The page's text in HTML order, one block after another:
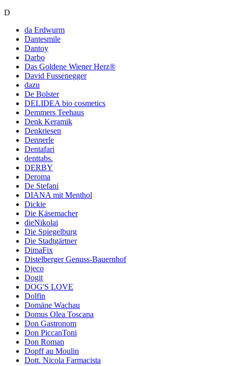
D
da Erdwurm
Dantesmile
Dantoy
Darbo
Das Goldene Wiener Herz®
David Fussenegger
dazu
De Bolster
DELIDEA bio cosmetics
Demmers Teehaus
Denk Keramik
Denkriesen
Dennerle
Dentafari
denttabs.
DERBY
Deroma
De Stefani
DIANA mit Menthol
Dickie
Die Käsemacher
dieNikolai
Die Spiegelburg
Die Stadtgärtner
DimaFix
Distelberger Genuss-Bauernhof
Djeco
Dogit
DOG'S LOVE
Dolfin
Domäne Wachau
Domus Olea Toscana
Don Gastronom
Don PiccanToni
Don Roman
Dopff au Moulin
Dott. Nicola Farmacista